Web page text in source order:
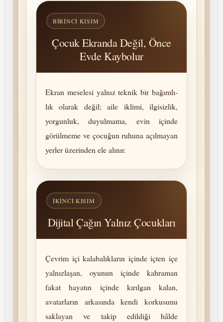
BIRINCI KISIM
Çocuk Ekranda Değil, Önce
Evde Kaybolur
Ekran meselesi yalnız teknik bir ba­ğım­lı­
lık olarak değil; aile iklimi, ilgisizlik,
yorgunluk, duyulmama, evin içinde
görülmeme ve çocuğun ruhuna açılmayan
yerler üzerinden ele alınır.
İKINCI KISIM
Dijital Çağın Yalnız Çocukları
Çevrim içi kalabalıkların içinde içten içe
yal­nız­laşan, oyunun içinde kahraman
fakat hayatın içinde kı­rıl­gan kalan,
avatarların arkasında kendi korkusunu
saklayan ve takip edildiği hâlde